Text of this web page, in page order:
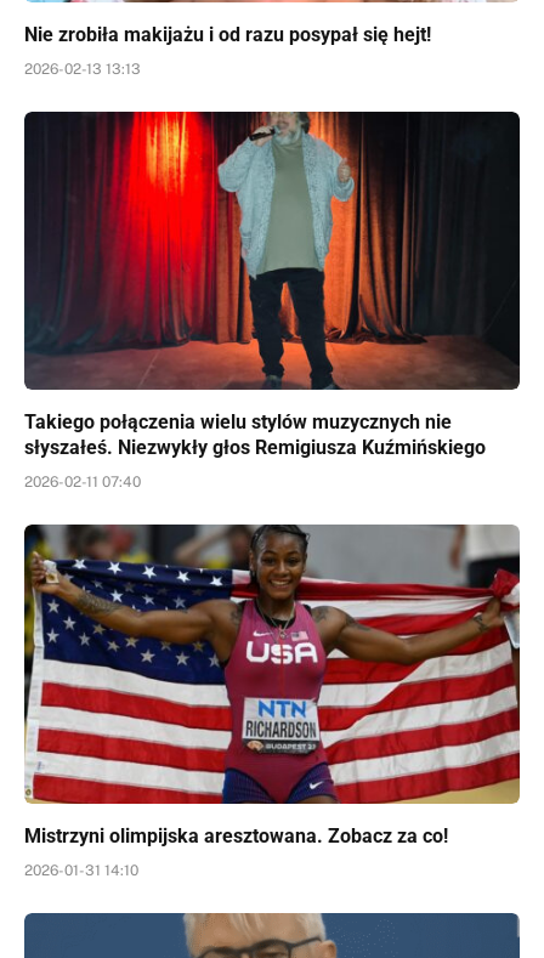
Nie zrobiła makijażu i od razu posypał się hejt!
2026-02-13 13:13
Takiego połączenia wielu stylów muzycznych nie
słyszałeś. Niezwykły głos Remigiusza Kuźmińskiego
2026-02-11 07:40
Mistrzyni olimpijska aresztowana. Zobacz za co!
2026-01-31 14:10